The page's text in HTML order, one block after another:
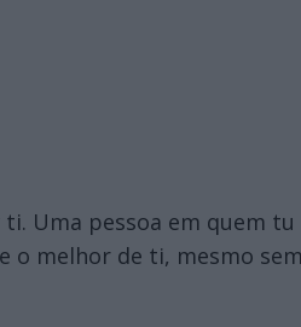
Uma pessoa em quem tu
o melhor de ti, mesmo sem